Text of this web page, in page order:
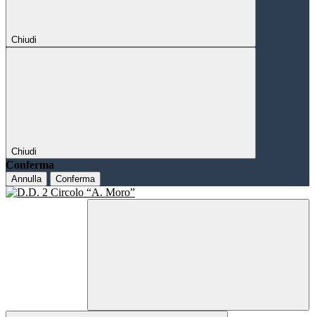
Chiudi
Chiudi
Conferma
Annulla Conferma